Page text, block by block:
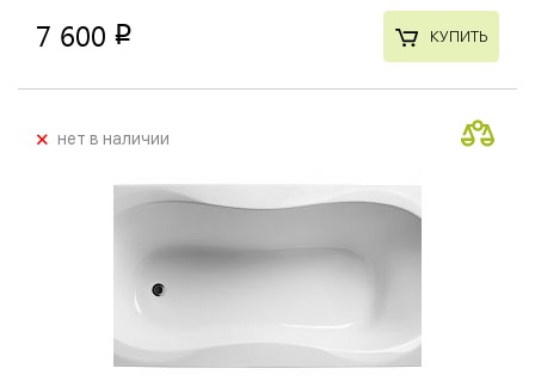
7 600 p КУПИТЬ
+нет в наличии